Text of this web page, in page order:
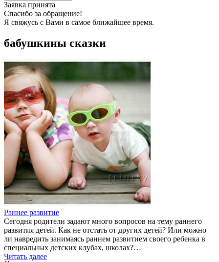
Заявка принята
Спасибо за обращение!
Я свяжусь с Вами в самое ближайшее время.
бабушкины сказки
Раннее развитие
Сегодня родители задают много вопросов на тему раннего
развития детей. Как не отстать от других детей? Или можно
ли навредить занимаясь раннем развитием своего ребенка в
специальных детских клубах, школах?…
Читать далее